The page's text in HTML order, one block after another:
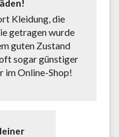
Kleidung, die
getragen wurde
guten Zustand
sogar günstiger
im Online-Shop!